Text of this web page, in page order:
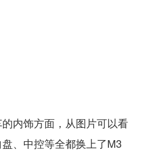
内饰方面，从图片可以看
、中控等全都换上了M3